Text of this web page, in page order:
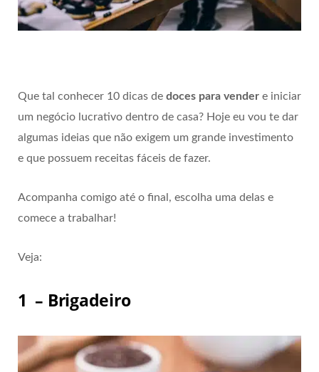
Que tal conhecer 10 dicas de doces para vender e iniciar
um negócio lucrativo dentro de casa? Hoje eu vou te dar
algumas ideias que não exigem um grande investimento
e que possuem receitas fáceis de fazer.
Acompanha comigo até o final, escolha uma delas e
comece a trabalhar!
Veja:
1 – Brigadeiro